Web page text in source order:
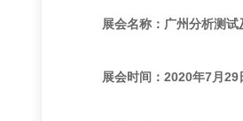
展会名称：广州分析测试
展会时间：2020年7月29